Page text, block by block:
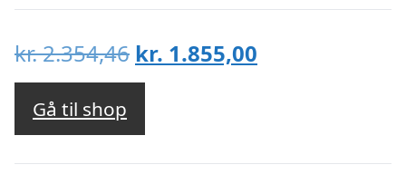
kr.2.354,46 Den
oprindelige
var:
kr. 2.354,46.
kr. 1.855,00
kr. 1.855,00.
Gå til shop